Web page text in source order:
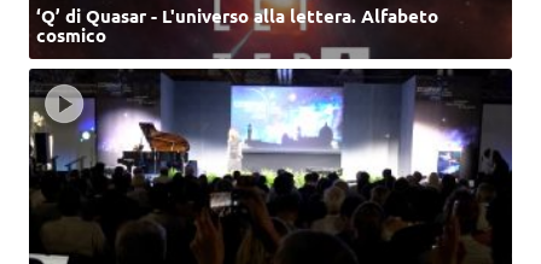
‘Q’ di Quasar - L'universo alla lettera. Alfabeto
cosmico